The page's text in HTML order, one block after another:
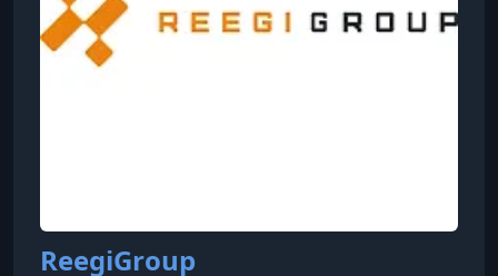
ReegiGroup